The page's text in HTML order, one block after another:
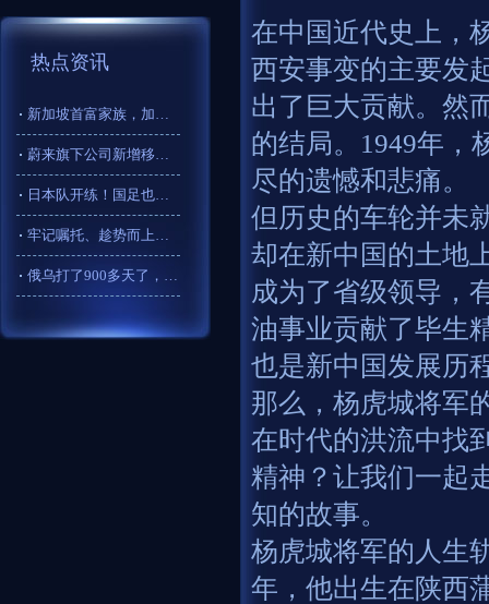
热点资讯
新加坡首富家族，加码香港维他奶
蔚来旗下公司新增移动终端设备制造业务
日本队开练！国足也继续练！汪海健、魏震谈备战
牢记嘱托、趁势而上、团结奋斗，总书记的重要讲话激励大家再立新
俄乌打了900多天了，乌克兰为什么就是死活不相信俄罗斯的和平
在中国近代史上，
西安事变的主要发
出了巨大贡献。然
的结局。1949年，
尽的遗憾和悲痛。
但历史的车轮并未
却在新中国的土地
成为了省级领导，
油事业贡献了毕生
也是新中国发展历
那么，杨虎城将军
在时代的洪流中找
精神？让我们一起
知的故事。
杨虎城将军的人生
年，他出生在陕西